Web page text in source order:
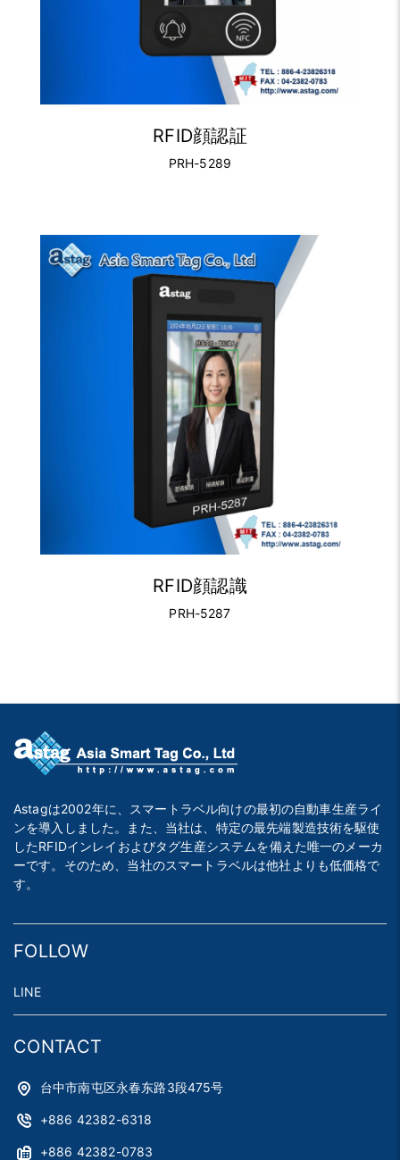
RFID顔認証
PRH-5289
RFID顔認識
PRH-5287
Astagは2002年に、スマートラベル向けの最初の自動車生産ライ
ンを導入しました。また、当社は、特定の最先端製造技術を駆使
したRFIDインレイおよびタグ生産システムを備えた唯一のメーカ
ーです。そのため、当社のスマートラベルは他社よりも低価格で
す。
FOLLOW
LINE
CONTACT
台中市南屯区永春东路3段475号
+886 42382-6318
+886 42382-0783